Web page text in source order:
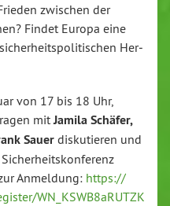
zwischen der
Findet Europa eine
Her­
von 17 bis 18 Uhr,
mit Jamila Schäfer,
Sauer dis­ku­tie­ren und
Anmeldung: https://​
​WN_​KSW​B8aR​UTZK​